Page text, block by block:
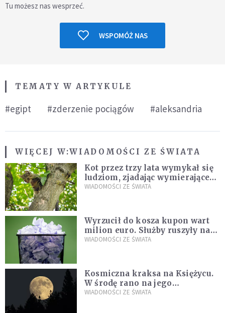
Tu możesz nas wesprzeć.
WSPOMÓŻ NAS
TEMATY W ARTYKULE
#egipt #zderzenie pociągów #aleksandria
WIĘCEJ W:WIADOMOŚCI ZE ŚWIATA
Kot przez trzy lata wymykał się
ludziom, zjadając wymierające
kaczki. W końcu popełnił
WIADOMOŚCI ZE ŚWIATA
Wyrzucił do kosza kupon wart
milion euro. Służby ruszyły na
poszukiwania
WIADOMOŚCI ZE ŚWIATA
Kosmiczna kraksa na Księżycu.
W środę rano na jego
powierzchni dojdzie do
WIADOMOŚCI ZE ŚWIATA